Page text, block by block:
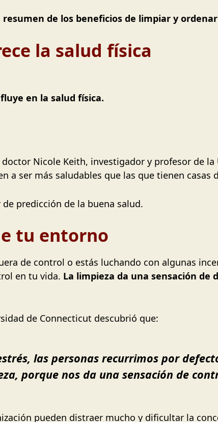
de los beneficios de limpiar y
la salud física
en la salud física.
Nicole Keith, investigador y profesor de la
a ser más saludables que las que tienen casas
predicción de la buena salud.
tu entorno
de control o estás luchando con algunas
en tu vida. La limpieza da una sensación de
de Connecticut descubrió que:
las personas recurrimos por
porque nos da una sensación de
pueden distraer mucho y dificultar la